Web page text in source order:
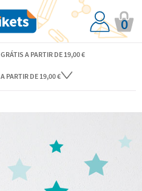
0
GRÁTIS A PARTIR DE 19,00 €
A PARTIR DE 19,00 €